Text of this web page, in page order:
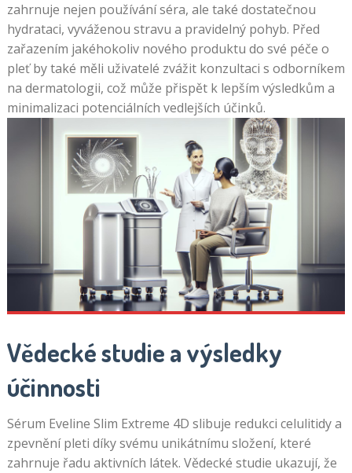
zahrnuje nejen používání séra, ale také dostatečnou
hydrataci, vyváženou stravu a pravidelný pohyb. Před
zařazením jakéhokoliv nového produktu do své péče o
pleť by také měli uživatelé zvážit konzultaci s odborníkem
na dermatologii, což může přispět k lepším výsledkům a
minimalizaci potenciálních vedlejších účinků.
Vědecké studie a výsledky
účinnosti
Sérum Eveline Slim Extreme 4D slibuje redukci celulitidy a
zpevnění pleti díky svému unikátnímu složení, které
zahrnuje řadu aktivních látek. Vědecké studie ukazují, že